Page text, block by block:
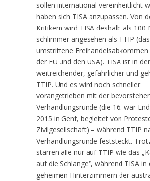
sollen international vereinheitlicht
haben sich TISA anzupassen. Von
Kritikern wird TISA deshalb als 100
schlimmer angesehen als TTIP (das
umstrittene Freihandelsabkommen
der EU und den USA). TISA ist in
weitreichender, gefährlicher und
TTIP. Und es wird noch schneller
vorangetrieben mit der
Verhandlungsrunde (die 16. war
2015 in Genf, begleitet von
Zivilgesellschaft) – während TTIP
Verhandlungsrunde feststeckt.
starren alle nur auf TTIP wie das
auf die Schlange“, während TISA in
geheimen Hinterzimmern der